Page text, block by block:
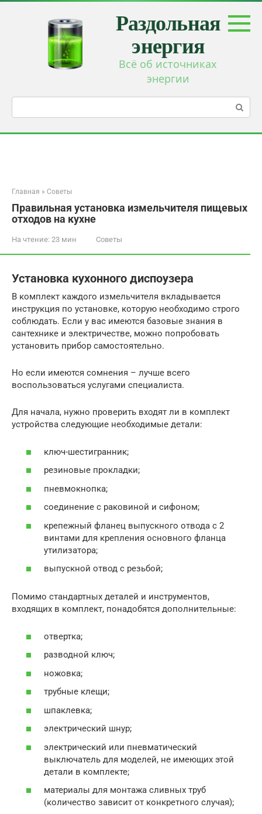
Перейти
Раздольная
энергия
Всё об источниках
энергии
Главная » Советы
Правильная установка измельчителя пищевых
отходов на кухне
На чтение: 23 мин Советы
Установка кухонного диспоузера
В комплект каждого измельчителя вкладывается
инструкция по установке, которую необходимо строго
соблюдать. Если у вас имеются базовые знания в
сантехнике и электричестве, можно попробовать
установить прибор самостоятельно.
Но если имеются сомнения – лучше всего
воспользоваться услугами специалиста.
Для начала, нужно проверить входят ли в комплект
устройства следующие необходимые детали:
ключ-шестигранник;
резиновые прокладки;
пневмокнопка;
соединение с раковиной и сифоном;
крепежный фланец выпускного отвода с 2
винтами для крепления основного фланца
утилизатора;
выпускной отвод с резьбой;
Помимо стандартных деталей и инструментов,
входящих в комплект, понадобятся дополнительные:
отвертка;
разводной ключ;
ножовка;
трубные клещи;
шпаклевка;
электрический шнур;
электрический или пневматический
выключатель для моделей, не имеющих этой
детали в комплекте;
материалы для монтажа сливных труб
(количество зависит от конкретного случая);